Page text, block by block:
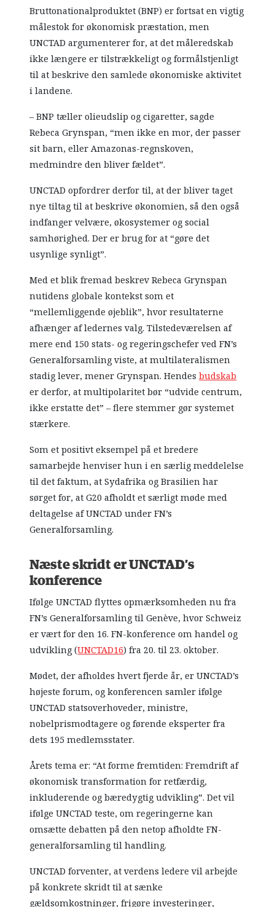
Bruttonationalproduktet (BNP) er fortsat en vigtig
målestok for økonomisk præstation, men
UNCTAD argumenterer for, at det måleredskab
ikke længere er tilstrækkeligt og formålstjenligt
til at beskrive den samlede økonomiske aktivitet
i landene.
– BNP tæller olieudslip og cigaretter, sagde
Rebeca Grynspan, “men ikke en mor, der passer
sit barn, eller Amazonas-regnskoven,
medmindre den bliver fældet”.
UNCTAD opfordrer derfor til, at der bliver taget
nye tiltag til at beskrive økonomien, så den også
indfanger velvære, økosystemer og social
samhørighed. Der er brug for at “gøre det
usynlige synligt”.
Med et blik fremad beskrev Rebeca Grynspan
nutidens globale kontekst som et
“mellemliggende øjeblik”, hvor resultaterne
afhænger af ledernes valg. Tilstedeværelsen af ​​
mere end 150 stats- og regeringschefer ved FN’s
Generalforsamling viste, at multilateralismen
stadig lever, mener Grynspan. Hendesbudskab
er derfor, at multipolaritet bør “udvide centrum,
ikke erstatte det” – flere stemmer gør systemet
stærkere.
Som et positivt eksempel på et bredere
samarbejde henviser hun i en særlig meddelelse
til det faktum, at Sydafrika og Brasilien har
sørget for, at G20 afholdt et særligt møde med
deltagelse af UNCTAD under FN’s
Generalforsamling.
Næste skridt er UNCTAD’s
konference
Ifølge UNCTAD flyttes opmærksomheden nu fra
FN’s Generalforsamling til Genève, hvor Schweiz
er vært for den 16. FN-konference om handel og
udvikling (UNCTAD16) fra 20. til 23. oktober.
Mødet, der afholdes hvert fjerde år, er UNCTAD’s
højeste forum, og konferencen samler ifølge
UNCTAD statsoverhoveder, ministre,
nobelprismodtagere og førende eksperter fra
dets 195 medlemsstater.
Årets tema er: “At forme fremtiden: Fremdrift af
økonomisk transformation for retfærdig,
inkluderende og bæredygtig udvikling”. Det vil
ifølge UNCTAD teste, om regeringerne kan
omsætte debatten på den netop afholdte FN-
generalforsamling til handling.
UNCTAD forventer, at verdens ledere vil arbejde
på konkrete skridt til at sænke
gældsomkostninger, frigøre investeringer,